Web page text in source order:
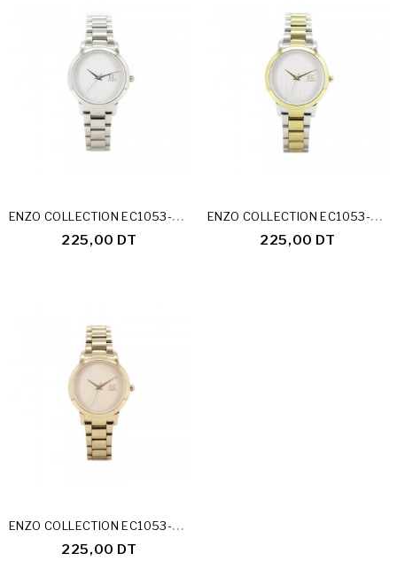
E
NZO COLLECTION EC1053-23-A
225,00 DT
E
NZO COLLECTION EC1053-23-B
225,00 DT
E
NZO COLLECTION EC1053-23-E
225,00 DT